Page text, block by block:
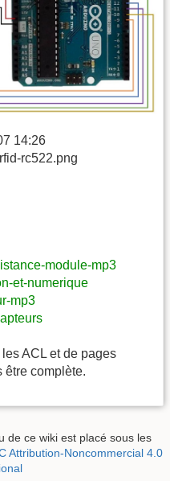
14:26
rc522.png
module-mp3
et-numerique
mp3
ACL et de pages
être complète.
de ce wiki est placé sous les
Attribution-Noncommercial 4.0